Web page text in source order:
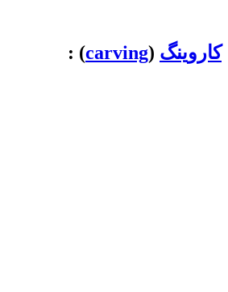
(
carving
) :